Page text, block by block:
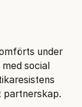
under
social
partnerskap.